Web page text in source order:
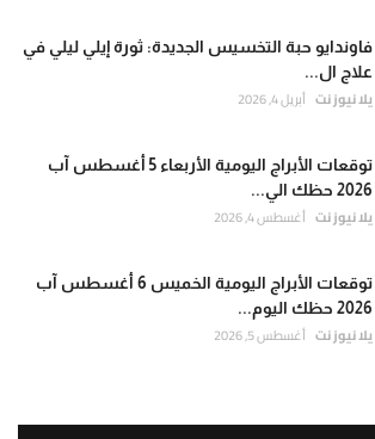
فاوندايو حبة التخسيس الجديدة: ثورة إيلي ليلي في
علاج ال...
يلا نيوز نت أبريل 4, 2026
توقعات الأبراج اليومية الأربعاء 5 أغسطس آب
2026 حظك الي...
يلا نيوز نت أغسطس 4, 2026
توقعات الأبراج اليومية الخميس 6 أغسطس آب
2026 حظك اليوم...
يلا نيوز نت أغسطس 5, 2026